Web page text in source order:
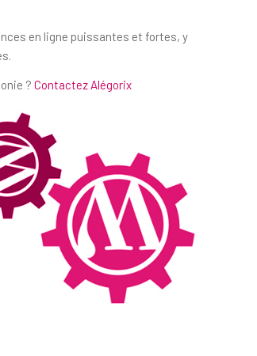
en ligne puissantes et fortes, y
? Contactez Alégorix